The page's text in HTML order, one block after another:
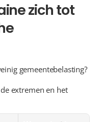
zich tot
gemeentebelasting?
extremen en het